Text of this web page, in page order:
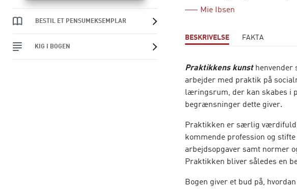
BESTIL ET PENSUMEKSEMPLAR
KIG I BOGEN
Mie Ibsen
BESKRIVELSE FAKTA
Praktikkens kunst
arbejder med praktik på
læringsrum, der kan skabes i
begrænsninger dette giver.
Praktikken er særlig
kommende profession og
arbejdsopgaver samt normer
Praktikken bliver således en
Bogen giver et bud på,